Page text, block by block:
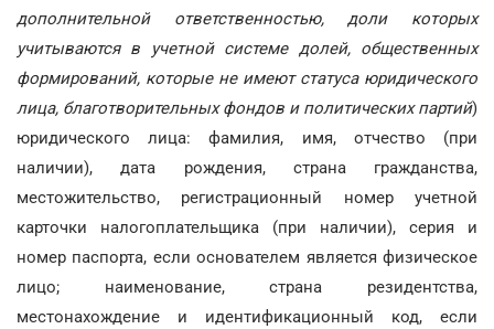
дополнительной ответственностью, доли которых
учитываются в учетной системе долей, общественных
формирований, которые не имеют статуса юридического
лица, благотворительных фондов и политических партий)
юридического лица: фамилия, имя, отчество (при
наличии), дата рождения, страна гражданства,
местожительство, регистрационный номер учетной
карточки налогоплательщика (при наличии), серия и
номер паспорта, если основателем является физическое
лицо; наименование, страна резидентства,
местонахождение и идентификационный код, если